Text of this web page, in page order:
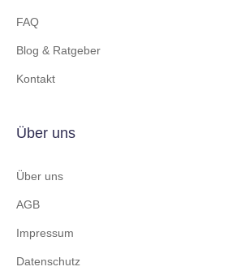
FAQ
Blog & Ratgeber
Kontakt
Über uns
Über uns
AGB
Impressum
Datenschutz